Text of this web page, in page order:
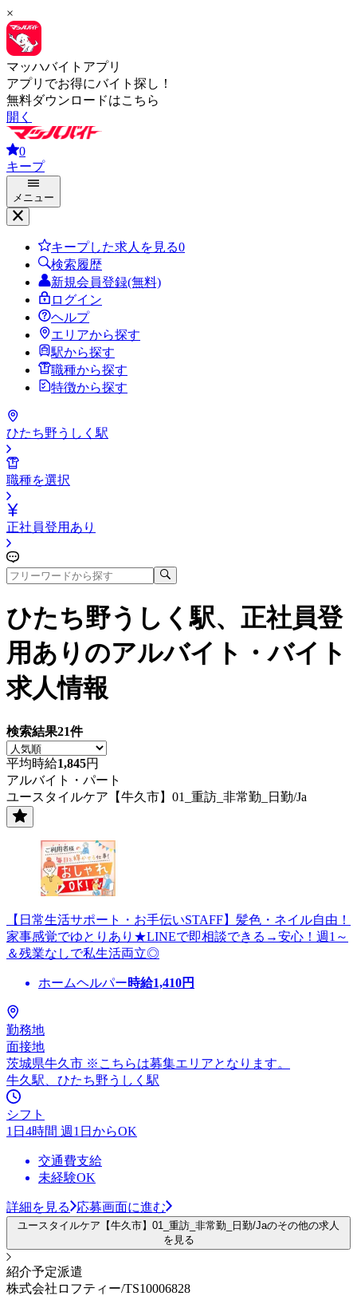
×
マッハバイトアプリ
アプリでお得にバイト探し！
無料ダウンロードはこちら
開く
0
キープ
メニュー
キープした求人を見る0
検索履歴
新規会員登録(無料)
ログイン
ヘルプ
エリアから探す
駅から探す
職種から探す
特徴から探す
ひたち野うしく駅
職種を選択
正社員登用あり
ひたち野うしく駅、正社員登
用あり のアルバイト・バイト
求人情報
検索結果21件
平均時給1,845円
アルバイト・パート
ユースタイルケア【牛久市】01_重訪_非常勤_日勤/Ja
【日常生活サポート・お手伝いSTAFF】髪色・ネイル自由！
家事感覚でゆとりあり★LINEで即相談できる→安心！週1～
＆残業なしで私生活両立◎
ホームヘルパー時給1,410円
勤務地
面接地
茨城県牛久市 ※こちらは募集エリアとなります。
牛久駅、ひたち野うしく駅
シフト
1日4時間 週1日からOK
交通費支給
未経験OK
詳細を見る 応募画面に進む
ユースタイルケア【牛久市】01_重訪_非常勤_日勤/Jaのその他の求人
を見る
紹介予定派遣
株式会社ロフティー/TS10006828